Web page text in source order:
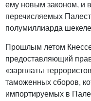
ему новым законом, и
перечисляемых
полумиллиарда
Прошлым летом
предоставляющий
«зарплаты
таможенных сборов,
импортируемых в